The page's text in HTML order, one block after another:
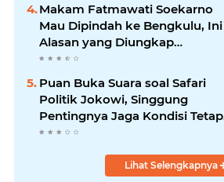
Makam Fatmawati Soekarno
Mau Dipindah ke Bengkulu, Ini
Alasan yang Diungkap
Gubernur
Puan Buka Suara soal Safari
Politik Jokowi, Singgung
Pentingnya Jaga Kondisi Tetap
Adem
Lihat Selengkapnya